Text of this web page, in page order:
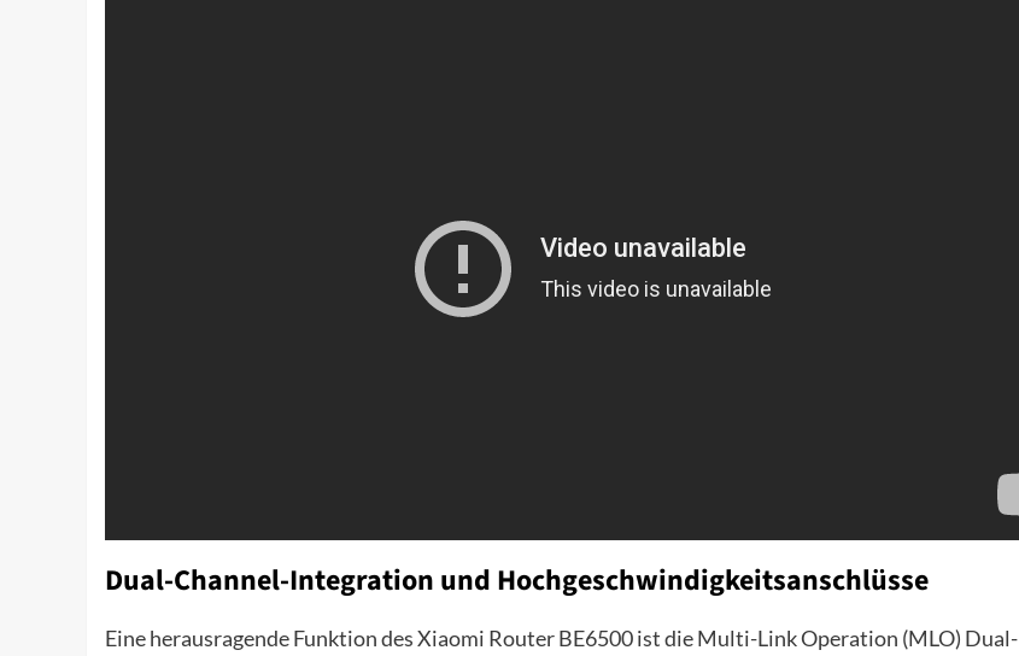
Dual-Channel-Integration und Hochgeschwindigkeitsanschlüsse
Eine herausragende Funktion des Xiaomi Router BE6500 ist die Multi-Link Operation (MLO) Dual-